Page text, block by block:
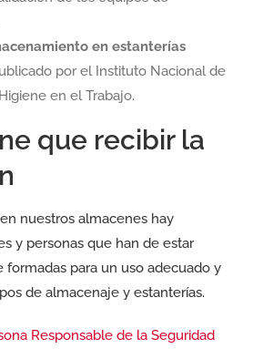
en estanterías
por el Instituto Nacional de
en el Trabajo.
que recibir la
nuestros almacenes hay
y personas que han de estar
para un uso adecuado y
de almacenaje y estanterías.
Responsable de la Seguridad